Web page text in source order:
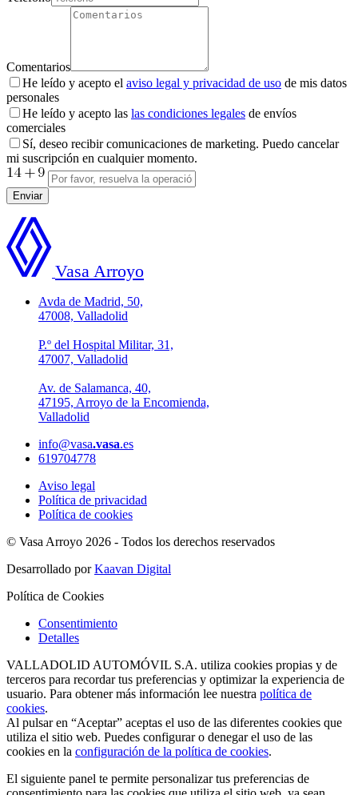
Comentarios
He leído y acepto el aviso legal y privacidad de uso de mis datos
personales
He leído y acepto las las condiciones legales de envíos
comerciales
Sí, deseo recibir comunicaciones de marketing. Puedo cancelar
mi suscripción en cualquier momento.
Enviar
Vasa Arroyo
Avda de Madrid, 50,
47008, Valladolid
P.º del Hospital Militar, 31,
47007, Valladolid
Av. de Salamanca, 40,
47195, Arroyo de la Encomienda,
Valladolid
info@vasa.vasa.es
619704778
Aviso legal
Política de privacidad
Política de cookies
© Vasa Arroyo 2026 - Todos los derechos reservados
Desarrollado porKaavan Digital
Política de Cookies
Consentimiento
Detalles
VALLADOLID AUTOMÓVIL S.A. utiliza cookies propias y de
terceros para recordar tus preferencias y optimizar la experiencia de
usuario. Para obtener más información lee nuestra política de
cookies.
Al pulsar en “Aceptar” aceptas el uso de las diferentes cookies que
utiliza el sitio web. Puedes configurar o denegar el uso de las
cookies en la configuración de la política de cookies.
El siguiente panel te permite personalizar tus preferencias de